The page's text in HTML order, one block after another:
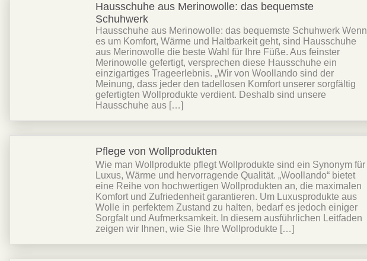
Hausschuhe aus Merinowolle: das bequemste
Schuhwerk
Hausschuhe aus Merinowolle: das bequemste Schuhwerk Wenn
es um Komfort, Wärme und Haltbarkeit geht, sind Hausschuhe
aus Merinowolle die beste Wahl für Ihre Füße. Aus feinster
Merinowolle gefertigt, versprechen diese Hausschuhe ein
einzigartiges Trageerlebnis. „Wir von Woollando sind der
Meinung, dass jeder den tadellosen Komfort unserer sorgfältig
gefertigten Wollprodukte verdient. Deshalb sind unsere
Hausschuhe aus […]
Pflege von Wollprodukten
Wie man Wollprodukte pflegt Wollprodukte sind ein Synonym für
Luxus, Wärme und hervorragende Qualität. „Woollando“ bietet
eine Reihe von hochwertigen Wollprodukten an, die maximalen
Komfort und Zufriedenheit garantieren. Um Luxusprodukte aus
Wolle in perfektem Zustand zu halten, bedarf es jedoch einiger
Sorgfalt und Aufmerksamkeit. In diesem ausführlichen Leitfaden
zeigen wir Ihnen, wie Sie Ihre Wollprodukte […]